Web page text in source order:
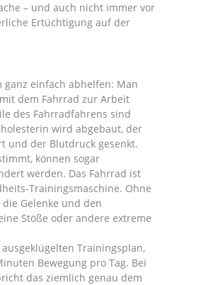
– und auch nicht immer vor
Ertüchtigung auf der
ganz einfach abhelfen: Man
dem Fahrrad zur Arbeit
des Fahrradfahrens sind
wird abgebaut, der
und der Blutdruck gesenkt.
können sogar
werden. Das Fahrrad ist
Trainingsmaschine. Ohne
Gelenke und den
Stöße oder andere extreme
Trainingsplan,
Bewegung pro Tag. Bei
das ziemlich genau dem